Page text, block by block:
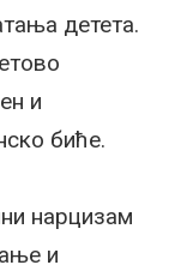
детета.
и
биће.
нарцизам
и